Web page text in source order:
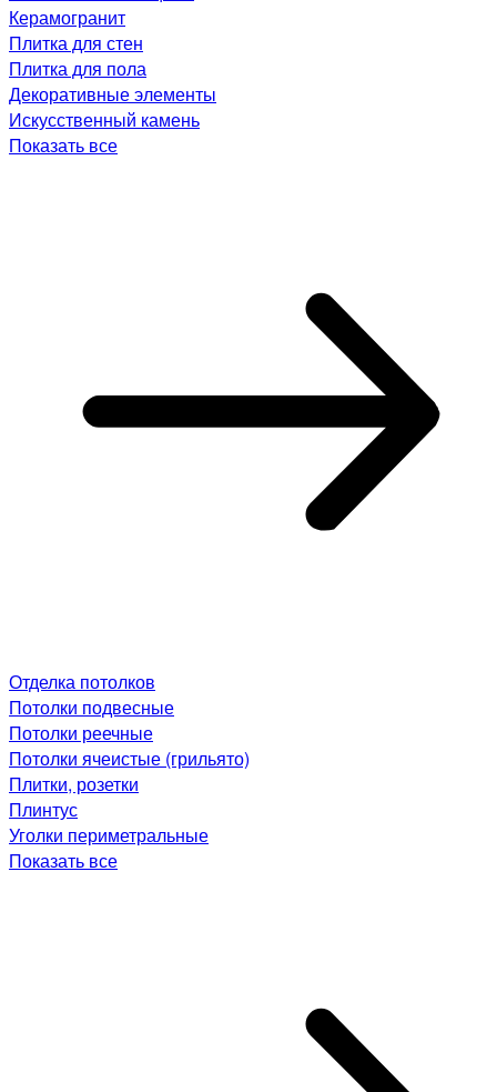
Керамогранит
Плитка для стен
Плитка для пола
Декоративные элементы
Искусственный камень
Показать все
Отделка потолков
Потолки подвесные
Потолки реечные
Потолки ячеистые (грильято)
Плитки, розетки
Плинтус
Уголки периметральные
Показать все